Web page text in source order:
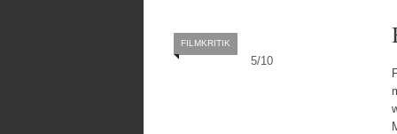
5/10
FILMKRITIK